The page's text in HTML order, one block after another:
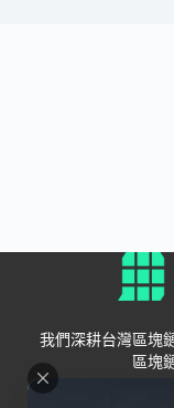
我們深耕台灣區塊
區塊